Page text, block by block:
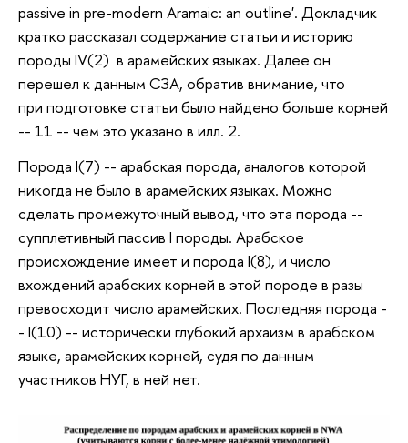
passive in pre-modern Aramaic: an outline'. Докладчик
кратко рассказал содержание статьи и историю
породы IV(2) в арамейских языках. Далее он
перешел к данным СЗА, обратив внимание, что
при подготовке статьи было найдено больше корней
-- 11 -- чем это указано в илл. 2.
Порода I(7) -- арабская порода, аналогов которой
никогда не было в арамейских языках. Можно
сделать промежуточный вывод, что эта порода --
супплетивный пассив I породы. Арабское
происхождение имеет и порода I(8), и число
вхождений арабских корней в этой породе в разы
превосходит число арамейских. Последняя порода -
- I(10) -- исторически глубокий архаизм в арабском
языке, арамейских корней, судя по данным
участников НУГ, в ней нет.